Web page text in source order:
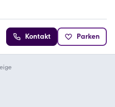
Kontakt Parken